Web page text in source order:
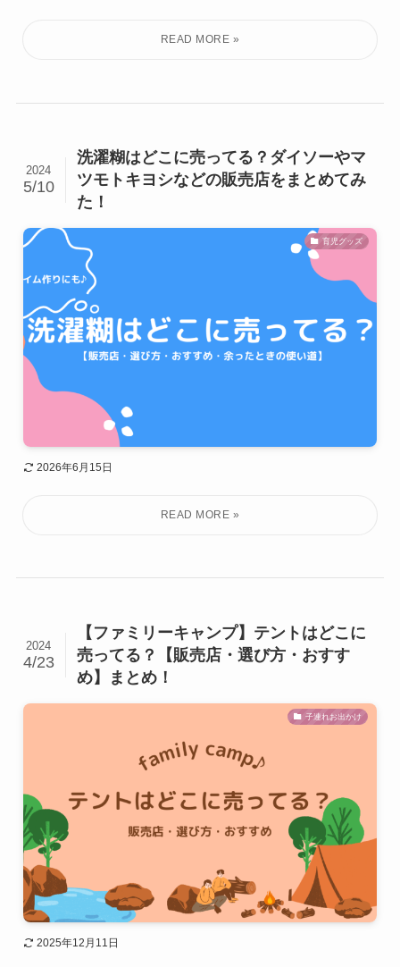
洗濯糊はどこに売ってる？ダイソーやマ
ツモトキヨシなどの販売店をまとめてみ
た！
2024
5/10
育児グッズ
2026年6月15日
【ファミリーキャンプ】テントはどこに
売ってる？【販売店・選び方・おすす
め】まとめ！
2024
4/23
子連れお出かけ
2025年12月11日